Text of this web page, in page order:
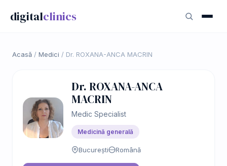
digitalclinics
Acasă / Medici / Dr. ROXANA-ANCA MACRIN
Dr. ROXANA-ANCA
MACRIN
Medic Specialist
Medicină generală
București Română